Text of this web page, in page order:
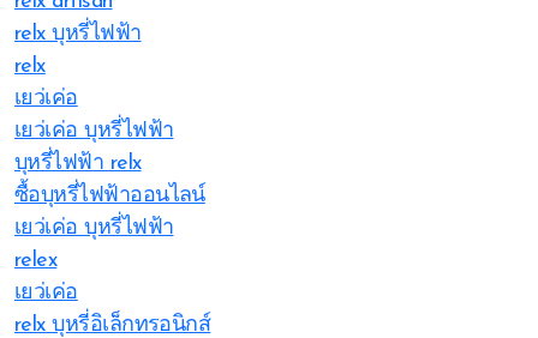
relx บุหรี่ไฟฟ้า
relx
เยว่เค่อ
เยว่เค่อ บุหรี่ไฟฟ้า
บุหรี่ไฟฟ้า relx
ซื้อบุหรี่ไฟฟ้าออนไลน์
เยว่เค่อ บุหรี่ไฟฟ้า
relex
เยว่เค่อ
relx บุหรี่อิเล็กทรอนิกส์